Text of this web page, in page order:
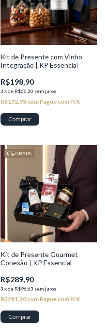
Kit de Presente com Vinho
Integração | KP Essencial
R$198,90
3 xde R$66,30 sem juros
R$192,93 com Pague com PIX
1/ 2
GRÁTIS
Kit de Presente Gourmet
Conexão | KP Essencial
R$289,90
3 xde R$96,63 sem juros
R$281,20com Pague com PIX